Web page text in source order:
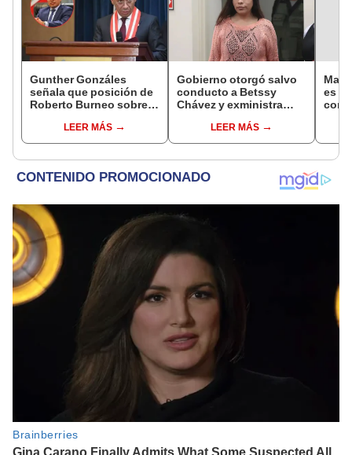
Gunther Gonzáles
señala que posición de
Roberto Burneo sobre
Aliaga no representan al
JNE
LEER MÁS
Gobierno otorgó salvo
conducto a Betssy
Chávez y exministra
madrugadaLEER MÁS
es la